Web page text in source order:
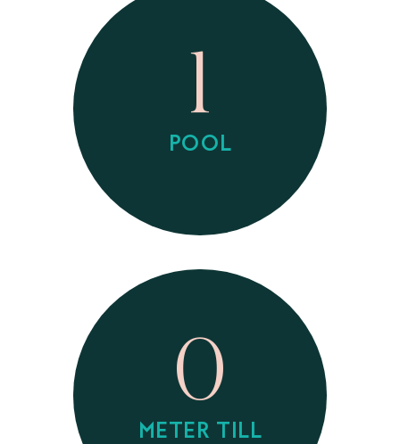
1
POOL
0
METER TILL